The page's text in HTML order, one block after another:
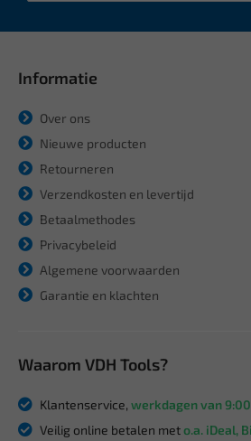
Informatie
Over ons
Nieuwe producten
Retourneren
Verzendkosten en levertijd
Betaalmethodes
Privacybeleid
Algemene voorwaarden
Garantie en klachten
Waarom VDH Tools?
Klantenservice, werkdagen van
Veilig online betalen meto.a. iDeal,